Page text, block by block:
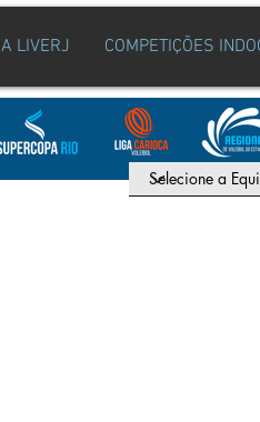
A LIVERJ COMPETIÇÕES